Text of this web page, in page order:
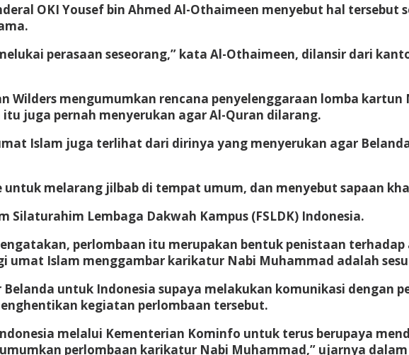
OKI Yousef bin Ahmed Al-Othaimeen menyebut hal tersebut
perasaan seseorang,” kata Al-Othaimeen, dilansir dari
Wilders mengumumkan rencana penyelenggaraan lomba
juga pernah menyerukan agar Al-Quran dilarang.
Islam juga terlihat dari dirinya yang menyerukan agar
melarang jilbab di tempat umum, dan menyebut sapaan
Silaturahim Lembaga Dakwah Kampus (FSLDK) Indonesia.
perlombaan itu merupakan bentuk penistaan
umat Islam menggambar karikatur Nabi Muhammad adalah
untuk Indonesia supaya melakukan komunikasi dengan
kegiatan perlombaan tersebut.
melalui Kementerian Kominfo untuk terus berupaya
perlombaan karikatur Nabi Muhammad,” ujarnya